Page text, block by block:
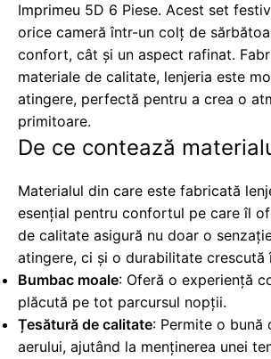
Imprimeu 5D 6 Piese. Acest set
orice cameră într-un colț de
confort, cât și un aspect rafinat.
materiale de calitate, lenjeria este
atingere, perfectă pentru a crea o
primitoare.
De ce contează
Materialul din care este fabricată
esențial pentru confortul pe care îl
de calitate asigură nu doar o
atingere, ci și o durabilitate crescută
Bumbac moale: Oferă o experiență
plăcută pe tot parcursul nopții.
Țesătură de calitate: Permite o bună
aerului, ajutând la menținerea unei